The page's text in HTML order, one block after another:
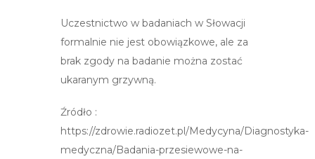
Uczestnictwo w badaniach w Słowacji
formalnie nie jest obowiązkowe, ale za
brak zgody na badanie można zostać
ukaranym grzywną.
Źródło :
https://zdrowie.radiozet.pl/Medycyna/Diagnostyka-
medyczna/Badania-przesiewowe-na-